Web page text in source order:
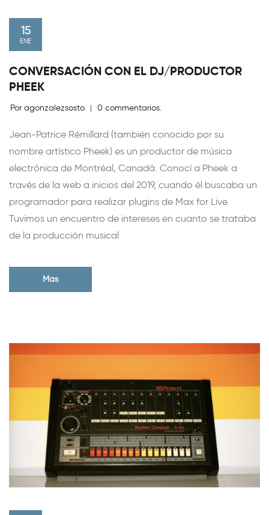
15
ENE
CONVERSACIÓN CON EL DJ/PRODUCTOR
PHEEK
Por agonzalezsosto | 0 commentarios.
Jean-Patrice Rémillard (también conocido por su
nombre artístico Pheek) es un productor de música
electrónica de Montréal, Canadá. Conocí a Pheek a
través de la web a inicios del 2019, cuando él buscaba un
programador para realizar plugins de Max for Live.
Tuvimos un encuentro de intereses en cuanto se trataba
de la producción musical
Mas